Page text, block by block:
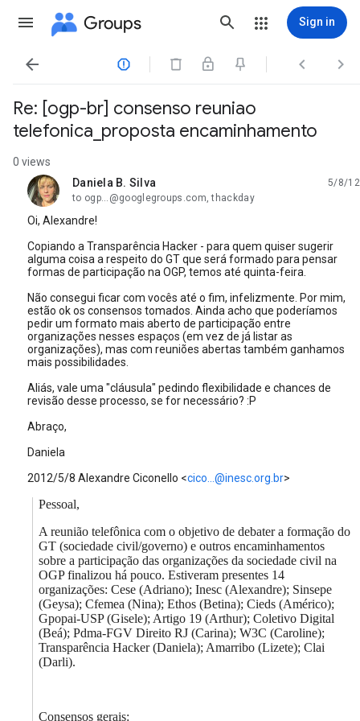
Groups Sign in
   
Re: [ogp-br] consenso reuniao
telefonica_proposta encaminhamento
0 views
Daniela B. Silva
unread,
5/8/12
to ogp...@googlegroups.com, thackday
Oi, Alexandre!
Copiando a Transparência Hacker - para quem quiser sugerir
alguma coisa a respeito do GT que será formado para pensar
formas de participação na OGP, temos até quinta-feira.
Não consegui ficar com vocês até o fim, infelizmente. Por mim,
estão ok os consensos tomados. Ainda acho que poderíamos
pedir um formato mais aberto de participação entre
organizações nesses espaços (em vez de já listar as
organizações), mas com reuniões abertas também ganhamos
mais possibilidades.
Aliás, vale uma "cláusula" pedindo flexibilidade e chances de
revisão desse processo, se for necessário? :P
Abraço,
Daniela
2012/5/8 Alexandre Ciconello <cico...@inesc.org.br>
Pessoal,
A reunião telefônica com o objetivo de debater a formação do
GT (sociedade civil/governo) e outros encaminhamentos
sobre a participação das organizações da sociedade civil na
OGP finalizou há pouco. Estiveram presentes 14
organizações: Cese (Adriano); Inesc (Alexandre); Sinsepe
(Geysa); Cfemea (Nina); Ethos (Betina); Cieds (Américo);
Gpopai-USP (Gisele); Artigo 19 (Arthur); Coletivo Digital
(Beá); Pdma-FGV Direito RJ (Carina); W3C (Caroline);
Transparência Hacker (Daniela); Amarribo (Lizete); Clai
(Darli).
Consensos gerais: